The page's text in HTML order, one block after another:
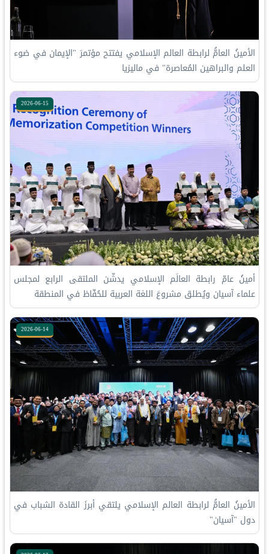
الأمينُ العامُّ لرابطة العالم الإسلامي يفتتح مؤتمرَ "الإيمان في ضوء
العلم والبراهين المُعاصرة" في ماليزيا
2026-06-15
أمينُ عامّ رابطة العالَم الإسلامي يدشّن الملتقى الرابع لمجلس
علماء آسيان ويُطلق مشروعَ اللغة العربية للحُفّاظ في المنطقة
2026-06-14
الأمينُ العامُّ لرابطة العالم الإسلامي يلتقي أبرزَ القادة الشباب في
دول "آسيان"